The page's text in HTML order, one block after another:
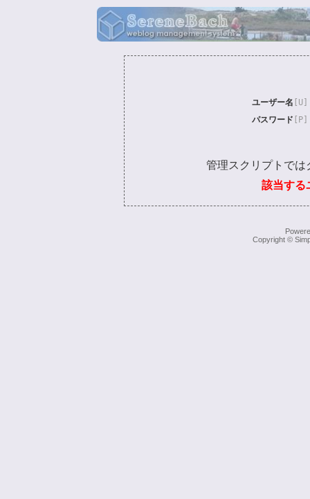
ユーザー名 [U]
パスワード [P]
管理スクリプトでは
該当する
Copyright ©